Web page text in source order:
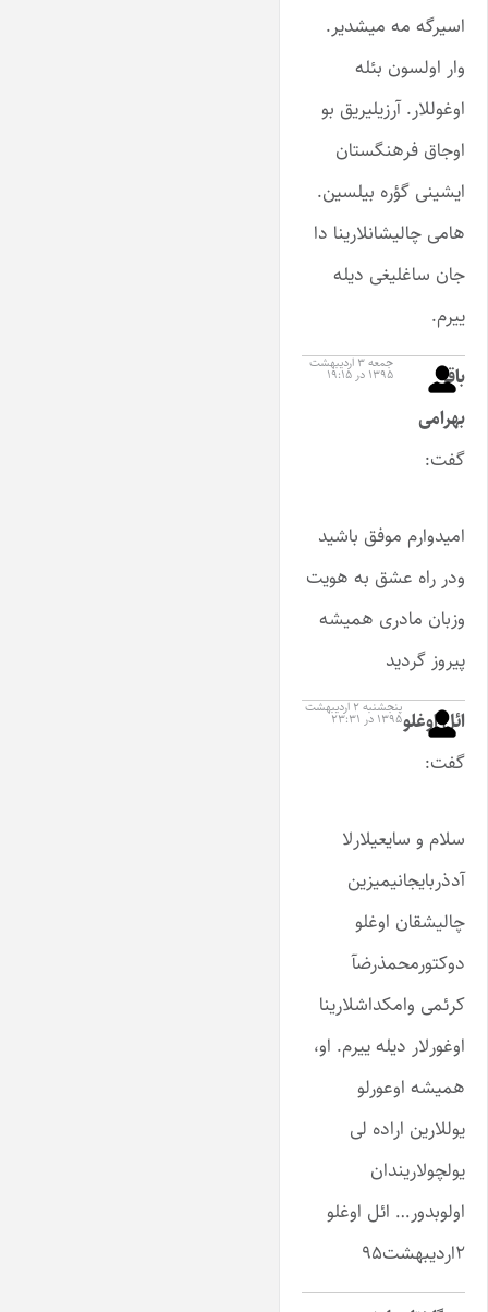
اسیرگه مه میشدیر.
وار اولسون بئله
اوغوللار. آرزیلیریق بو
اوجاق فرهنگستان
ایشینی گؤره بیلسین.
هامی چالیشانلارینا دا
جان ساغلیغی دیله
ییرم.
باقر
بهرامی
گفت:
جمعه ۳ اردیبهشت
۱۳۹۵ در ۱۹:۱۵
امیدوارم موفق باشید
ودر راه عشق به هویت
وزبان مادری همیشه
پیروز گردید
ائل اوغلو
گفت:
پنجشنبه ۲ اردیبهشت
۱۳۹۵ در ۲۳:۳۱
سلام و سایعیلارلا
آدذربایجانیمیزین
چالیشقان اوغلو
دوکتورمحمذرضآ
کرئمی وامکداشلارینا
اوغورلار دیله ییرم. او،
همیشه اوعورلو
یوللارین اراده لی
یولچولاریندان
اولوبدور… ائل اوغلو
۲اردیبهشت۹۵